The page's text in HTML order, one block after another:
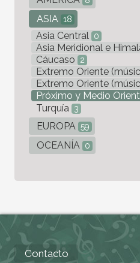
ASIA 18
Asia Central 0
Asia Meridional e
Cáucaso 2
Extremo Oriente
Extremo Oriente
Próximo y Medio
Turquía 3
EUROPA 59
OCEANÍA 0
Contacto